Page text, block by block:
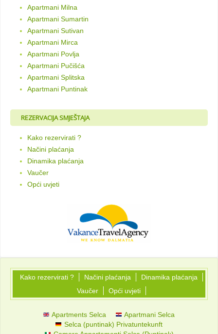
Apartmani Milna
Apartmani Sumartin
Apartmani Sutivan
Apartmani Mirca
Apartmani Povlja
Apartmani Pučišća
Apartmani Splitska
Apartmani Puntinak
REZERVACIJA SMJEŠTAJA
Kako rezervirati ?
Načini plaćanja
Dinamika plaćanja
Vaučer
Opći uvjeti
Kako rezervirati ? Načini plaćanja
Dinamika plaćanja
Vaučer
Opći uvjeti
Apartments Selca
Apartmani Selca
Selca (puntinak) Privatuntekunft